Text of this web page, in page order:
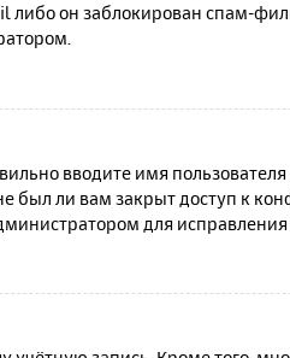
либо он заблокирован спам-
вводите имя пользователя
был ли вам закрыт доступ к
для исправления